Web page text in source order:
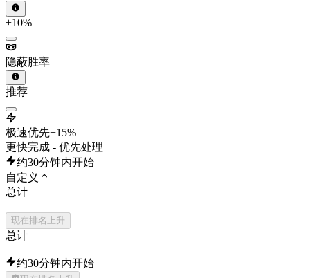
+10%
隐蔽胜率
推荐
极速优先+15%
更快完成 - 优先处理
约30分钟内开始
自定义
总计
现在排名上升
总计
约30分钟内开始